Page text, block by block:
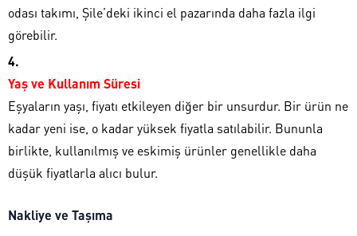
odası takımı, Şile’deki ikinci el pazarında daha fazla ilgi
görebilir.
Yaş ve Kullanım Süresi
Eşyaların yaşı, fiyatı etkileyen diğer bir unsurdur. Bir ürün ne
kadar yeni ise, o kadar yüksek fiyatla satılabilir. Bununla
birlikte, kullanılmış ve eskimiş ürünler genellikle daha
düşük fiyatlarla alıcı bulur.
Nakliye ve Taşıma